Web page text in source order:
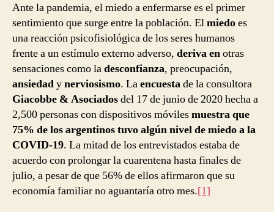
Ante la pandemia, el miedo a enfermarse es el primer
sentimiento que surge entre la población. Elmiedoes
una reacción psicofisiológica de los seres humanos
frente a un estímulo externo adverso, deriva enotras
sensaciones como ladesconfianza, preocupación,
ansiedadynerviosismo. Laencuestade la consultora
Giacobbe & Asociadosdel 17 de junio de 2020 hecha a
2,500 personas con dispositivos móvilesmuestra que
75% de los argentinos tuvo algún nivel de miedo a la
COVID-19. La mitad de los entrevistados estaba de
acuerdo con prolongar la cuarentena hasta finales de
julio, a pesar de que 56% de ellos afirmaron que su
economía familiar no aguantaría otro mes.[1]